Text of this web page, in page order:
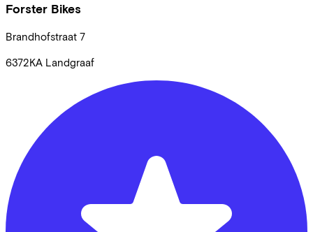
Forster Bikes
Brandhofstraat 7
6372KA Landgraaf